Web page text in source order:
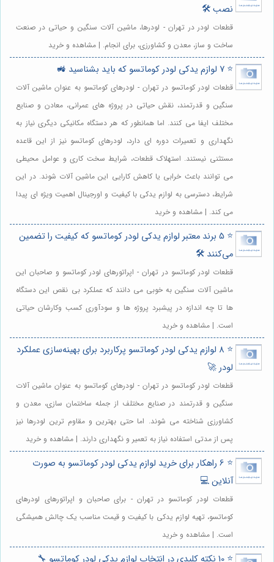
نصب 🛠️
قطعات لودر در تهران - لودرها، ماشین آلات سنگین و حیاتی در صنعت
ساخت و ساز، معدن و کشاورزی، برای انجام. | مشاهده و خرید
⭐️ 7 لوازم یدکی لودر کوماتسو که باید بشناسید 🚜
قطعات لودر کوماتسو در تهران - لودرهای کوماتسو به عنوان ماشین آلات
سنگین و قدرتمند، نقش حیاتی در پروژه های عمرانی، معادن و صنایع
مختلف ایفا می کنند. اما همانطور که هر دستگاه مکانیکی دیگری نیاز به
نگهداری و تعمیرات دوره ای دارد، لودرهای کوماتسو نیز از این قاعده
مستثنی نیستند. استهلاک قطعات، شرایط سخت کاری و عوامل محیطی
می توانند باعث خرابی یا کاهش کارایی این ماشین آلات شوند. در این
شرایط، دسترسی به لوازم یدکی با کیفیت و اورجینال اهمیت ویژه ای پیدا
می کند. | مشاهده و خرید
⭐️ 5 برند معتبر لوازم یدکی لودر کوماتسو که کیفیت را تضمین
می‌کنند 🛠️
قطعات لودر کوماتسو در تهران - اپراتورهای لودر کوماتسو و صاحبان این
ماشین آلات سنگین به خوبی می دانند که عملکرد بی نقص این دستگاه
ها تا چه اندازه در پیشبرد پروژه ها و سودآوری کسب وکارشان حیاتی
است. | مشاهده و خرید
⭐️ 8 لوازم یدکی لودر کوماتسو پرکاربرد برای بهینه‌سازی عملکرد
لودر 🚀
قطعات لودر کوماتسو در تهران - لودرهای کوماتسو به عنوان ماشین آلات
سنگین و قدرتمند در صنایع مختلف از جمله ساختمان سازی، معدن و
کشاورزی شناخته می شوند. اما حتی بهترین و مقاوم ترین لودرها نیز
پس از مدتی استفاده نیاز به تعمیر و نگهداری دارند. | مشاهده و خرید
⭐️ 6 راهکار برای خرید لوازم یدکی لودر کوماتسو به صورت
آنلاین 💻
قطعات لودر کوماتسو در تهران - برای صاحبان و اپراتورهای لودرهای
کوماتسو، تهیه لوازم یدکی با کیفیت و قیمت مناسب یک چالش همیشگی
است. | مشاهده و خرید